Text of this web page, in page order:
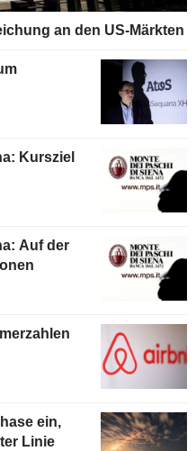
an den US-Märkten
Kursziel
Auf der
ein,
Linie